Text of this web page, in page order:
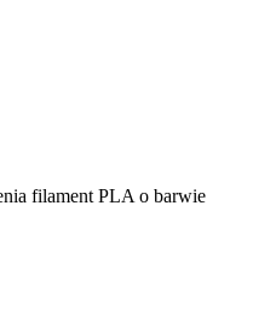
filament PLA o barwie